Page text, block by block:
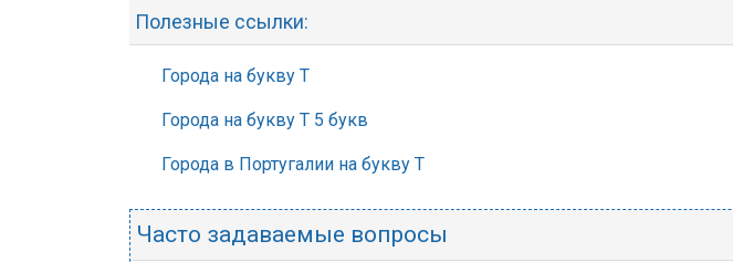
Полезные ссылки:
Города на букву Т
Города на букву Т 5 букв
Города в Португалии на букву Т
Часто задаваемые вопросы